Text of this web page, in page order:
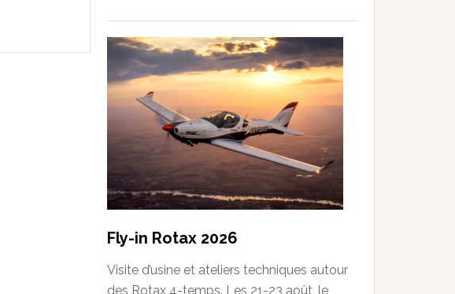
Fly-in Rotax 2026
Visite d’usine et ateliers techniques autour
des Rotax 4-temps. Les 21-23 août, le